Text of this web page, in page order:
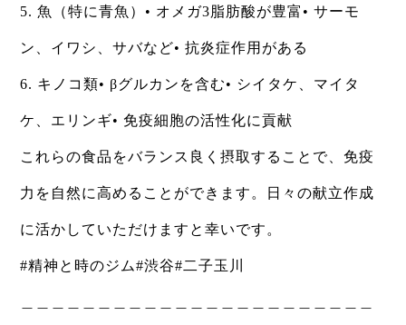
5. 魚（特に青魚）• オメガ3脂肪酸が豊富• サーモ
ン、イワシ、サバなど• 抗炎症作用がある
6. キノコ類• βグルカンを含む• シイタケ、マイタ
ケ、エリンギ• 免疫細胞の活性化に貢献
これらの食品をバランス良く摂取することで、免疫
力を自然に高めることができます。日々の献立作成
に活かしていただけますと幸いです。
#精神と時のジム#渋谷#二子玉川